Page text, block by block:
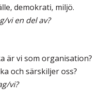
demokrati, miljö.
vi en del av?
är vi som organisation?
och särskiljer oss?
vi?